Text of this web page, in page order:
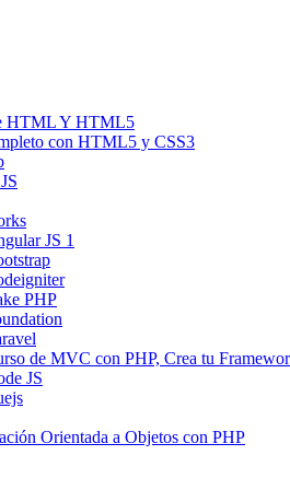
HTML Y HTML5
con HTML5 y CSS3
JS 1
PHP
de MVC con PHP, Crea tu
JS
Orientada a Objetos con PHP